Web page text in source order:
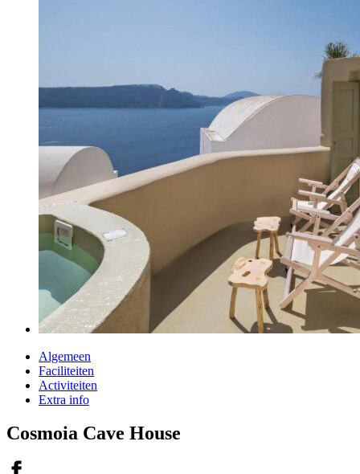
Algemeen
Faciliteiten
Activiteiten
Extra info
Cosmoia Cave House